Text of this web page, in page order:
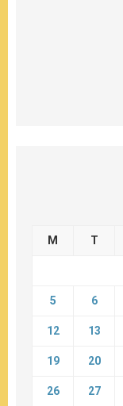
M T
5 6
12 13
19 20
26 27